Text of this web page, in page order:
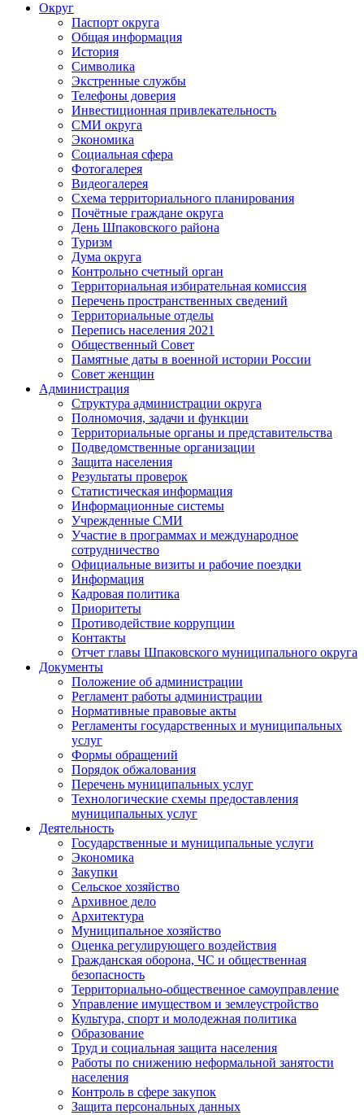
Округ
Паспорт округа
Общая информация
История
Символика
Экстренные службы
Телефоны доверия
Инвестиционная привлекательность
СМИ округа
Экономика
Социальная сфера
Фотогалерея
Видеогалерея
Схема территориального планирования
Почётные граждане округа
День Шпаковского района
Туризм
Дума округа
Контрольно счетный орган
Территориальная избирательная комиссия
Перечень пространственных сведений
Территориальные отделы
Перепись населения 2021
Общественный Совет
Памятные даты в военной истории России
Совет женщин
Администрация
Структура администрации округа
Полномочия, задачи и функции
Территориальные органы и представительства
Подведомственные организации
Защита населения
Результаты проверок
Статистическая информация
Информационные системы
Учрежденные СМИ
Участие в программах и международное
сотрудничество
Официальные визиты и рабочие поездки
Информация
Кадровая политика
Приоритеты
Противодействие коррупции
Контакты
Отчет главы Шпаковского муниципального округа
Документы
Положение об администрации
Регламент работы администрации
Нормативные правовые акты
Регламенты государственных и муниципальных
услуг
Формы обращений
Порядок обжалования
Перечень муниципальных услуг
Технологические схемы предоставления
муниципальных услуг
Деятельность
Государственные и муниципальные услуги
Экономика
Закупки
Сельское хозяйство
Архивное дело
Архитектура
Муниципальное хозяйство
Оценка регулирующего воздействия
Гражданская оборона, ЧС и общественная
безопасность
Территориально-общественное самоуправление
Управление имуществом и землеустройство
Культура, спорт и молодежная политика
Образование
Труд и социальная защита населения
Работы по снижению неформальной занятости
населения
Контроль в сфере закупок
Защита персональных данных